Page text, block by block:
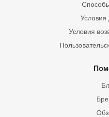
Условия
Условия